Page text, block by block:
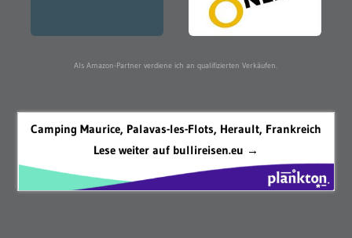
Als Amazon-Partner verdiene ich an qualifizierten Verkäufen.
Camping Maurice, Palavas-les-Flots, Herault, Frankreich
Lese weiter auf bullireisen.eu →